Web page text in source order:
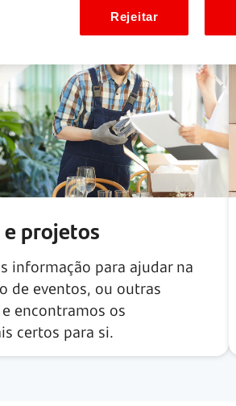
projetos
informação para ajudar na
de eventos, ou outras
encontramos os
certos para si.
Rejeitar